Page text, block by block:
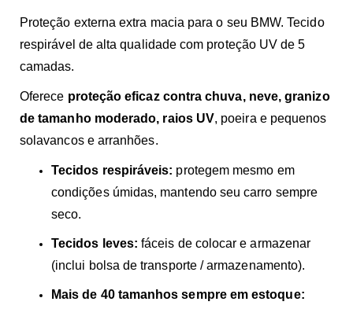
Proteção externa extra macia para o seu BMW. Tecido
respirável de alta qualidade com proteção UV de 5
camadas.
Oferece proteção eficaz contra chuva, neve, granizo
de tamanho moderado, raios UV, poeira e pequenos
solavancos e arranhões.
Tecidos respiráveis: protegem mesmo em
condições úmidas, mantendo seu carro sempre
seco.
Tecidos leves:fáceis de colocar e armazenar
(inclui bolsa de transporte / armazenamento).
Mais de 40 tamanhos sempre em estoque: